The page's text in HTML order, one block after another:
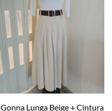
Gonna Lunga Beige + Cintura